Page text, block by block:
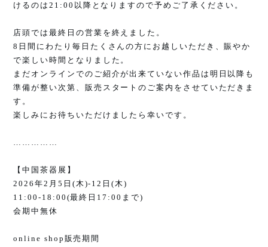
けるのは21:00 以降となりますので予めご了承ください。
店頭では最終日の営業を終えました。
8 日間にわたり毎日たくさんの方にお越しいただき、賑やか
で楽しい時間となりました。
まだオンラインでのご紹介が出来ていない作品は明日以降も
準備が整い次第、販売スタートのご案内をさせていただきま
す。
楽しみにお待ちいただけましたら幸いです。
……………
【中国茶器展】
2026年2 月 5 日 (木 )-12 日(木 )
11:00-18:00(最終日 17:00 まで)
会期中無休
online shop 販売期間